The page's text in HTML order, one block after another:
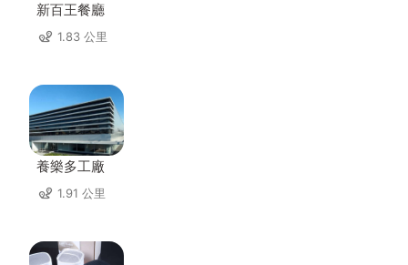
新百王餐廳
1.83 公里
養樂多工廠
1.91 公里